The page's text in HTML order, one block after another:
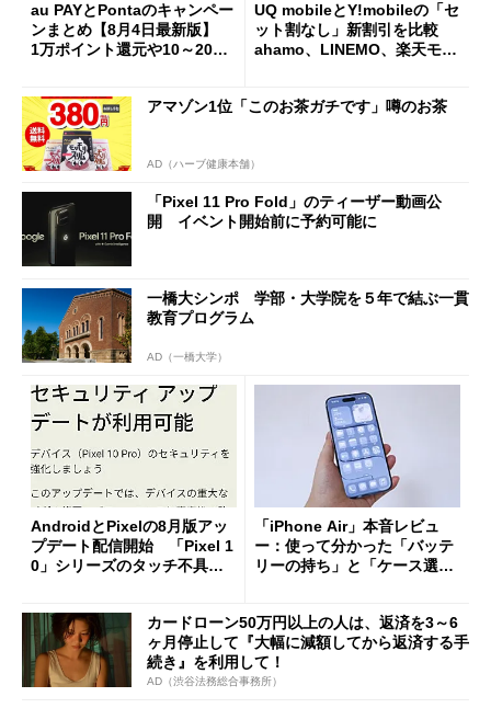
au PAYとPontaのキャンペー
ンまとめ【8月4日最新版】
1万ポイント還元や10～20％
UQ mobileとY!mobileの「セ
ット割なし」新割引を比較
ahamo、LINEMO、楽天モバ
アマゾン1位「このお茶ガチです」噂のお茶
AD（ハーブ健康本舗）
「Pixel 11 Pro Fold」のティーザー動画公
開 イベント開始前に予約可能に
一橋大シンポ 学部・大学院を５年で結ぶ一貫
教育プログラム
AD（一橋大学）
AndroidとPixelの8月版アッ
プデート配信開始 「Pixel 1
0」シリーズのタッチ不具合
「iPhone Air」本音レビュ
ー：使って分かった「バッテ
リーの持ち」と「ケース選
カードローン50万円以上の人は、返済を3～6
ヶ月停止して『大幅に減額してから返済する手
続き』を利用して！
AD（渋谷法務総合事務所）